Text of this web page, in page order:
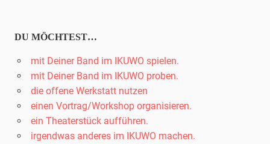
DU MÖCHTEST…
mit Deiner Band im IKUWO spielen.
mit Deiner Band im IKUWO proben.
die offene Werkstatt nutzen
einen Vortrag/Workshop organisieren.
ein Theaterstück aufführen.
irgendwas anderes im IKUWO machen.